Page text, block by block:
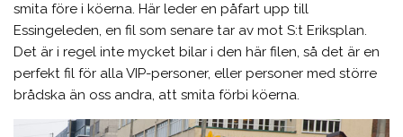
smita före i köerna. Här leder en påfart upp till
Essingeleden, en fil som senare tar av mot S:t Eriksplan.
Det är i regel inte mycket bilar i den här filen, så det är en
perfekt fil för alla VIP-personer, eller personer med större
brådska än oss andra, att smita förbi köerna.